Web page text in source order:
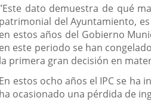
"Este dato demuestra de qué
patrimonial del Ayuntamiento,
en estos años del Gobierno
en este periodo se han
la primera gran decisión en
En estos ocho años el IPC se ha
ha ocasionado una pérdida de